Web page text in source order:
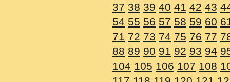
37 38 39 40 41 42 43
54 55 56 57 58 59 60
71 72 73 74 75 76 77
88 89 90 91 92 93 94
104 105 106 107 108